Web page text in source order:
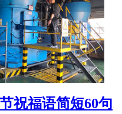
祝福语简短60句